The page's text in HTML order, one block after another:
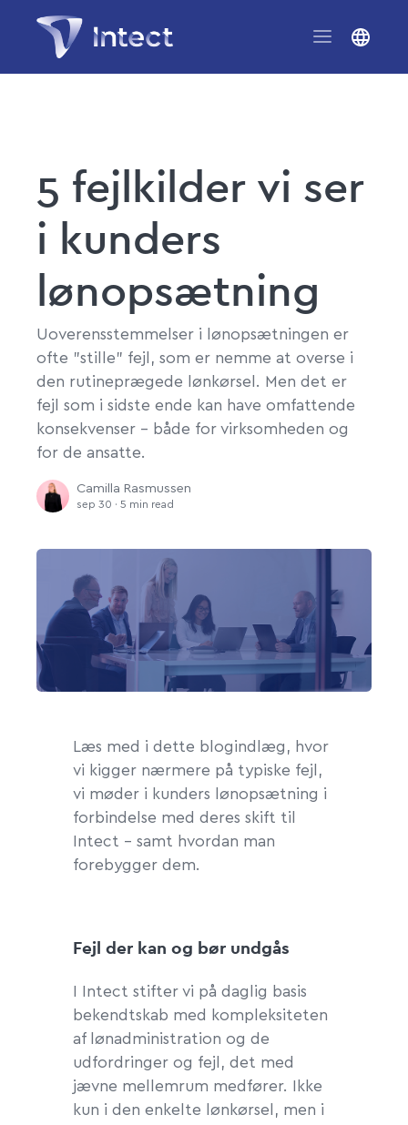
5 fejlkilder vi ser
i kunders
lønopsætning
Uoverensstemmelser i lønopsætningen er
ofte ”stille” fejl, som er nemme at overse i
den rutineprægede lønkørsel. Men det er
fejl som i sidste ende kan have omfattende
konsekvenser – både for virksomheden og
for de ansatte.
Camilla Rasmussen
sep 30 · 5 min read
Læs med i dette blogindlæg, hvor
vi kigger nærmere på typiske fejl,
vi møder i kunders lønopsætning i
forbindelse med deres skift til
Intect – samt hvordan man
forebygger dem.
Fejl der kan og bør undgås
I Intect stifter vi på daglig basis
bekendtskab med kompleksiteten
af lønadministration og de
udfordringer og fejl, det med
jævne mellemrum medfører. Ikke
kun i den enkelte lønkørsel, men i